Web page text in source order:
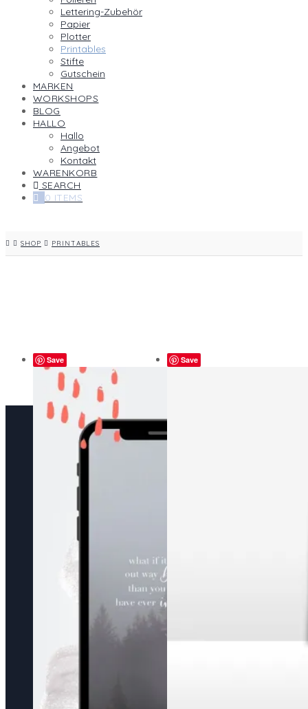
Lettering-Zubehör
Papier
Plotter
Printables
Stifte
Gutschein
MARKEN
WORKSHOPS
BLOG
HALLO
Hallo
Angebot
Kontakt
WARENKORB
SEARCH
0 ITEMS
HOME
SHOP PRINTABLES
Save Save